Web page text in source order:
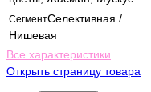
СегментСелективная /
Нишевая
Все характеристики
Открыть страницу товара